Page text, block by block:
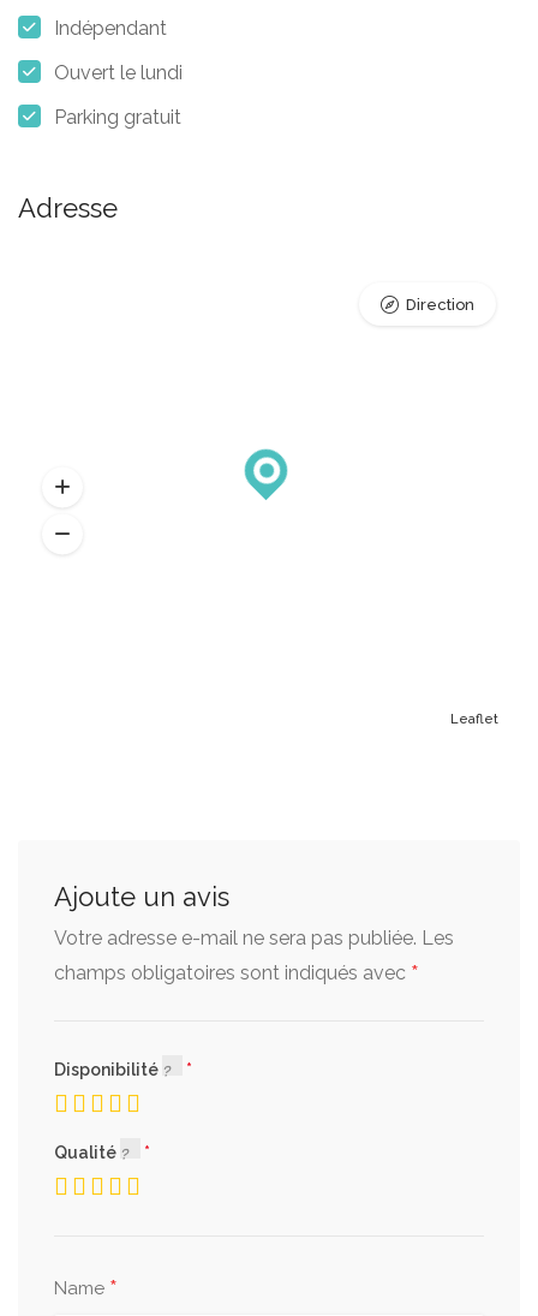
Indépendant
Ouvert le lundi
Parking gratuit
Adresse
Leaflet
Direction
Ajoute un avis
Votre adresse e-mail ne sera pas publiée. Les
champs obligatoires sont indiqués avec *
Disponibilité
Qualité
Name *